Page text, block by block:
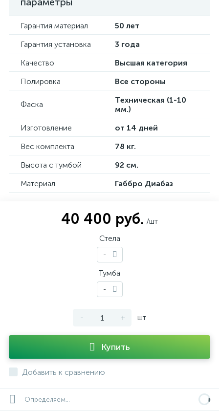
Гарантия материал
50 лет
Гарантия установка
3 года
Качество
Высшая категория
Полировка
Все стороны
Фаска
Техническая (1-10
мм.)
Изготовление
от 14 дней
Вес комплекта
78 кг.
Высота с тумбой
92 см.
Материал
Габбро Диабаз
40 400 руб. /шт
Стела
-
Тумба
-
- + шт
Купить
Добавить к сравнению
Определяем...